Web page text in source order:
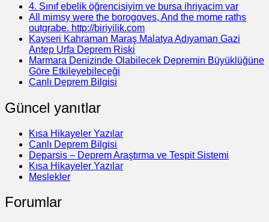
4. Sınıf ebelik öğrencisiyim ve bursa ihriyacim var
All mimsy were the borogoves, And the mome raths
outgrabe. http://biriyilik.com
Kayseri Kahraman Maraş Malatya Adıyaman Gazi
Antep Urfa Deprem Riski
Marmara Denizinde Olabilecek Depremin Büyüklüğüne
Göre Etkileyebileceği
Canlı Deprem Bilgisi
Güncel yanıtlar
Kısa Hikayeler Yazılar
Canlı Deprem Bilgisi
Deparsis – Deprem Araştırma ve Tespit Sistemi
Kısa Hikayeler Yazılar
Meslekler
Forumlar